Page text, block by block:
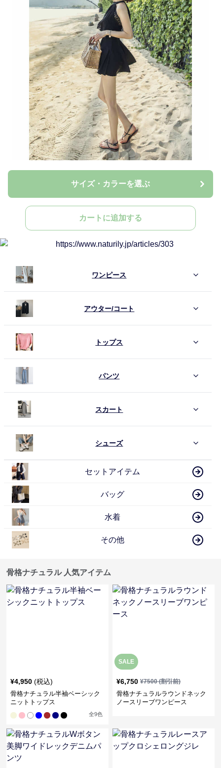
サイズ・カラーを選ぶ
カートに追加する
ワンピース
アウター/コート
トップス
パンツ
スカート
シューズ
セットアイテム
バッグ
水着
その他
骨格ナチュラル 人気アイテム
¥4,950 (税込)
骨格ナチュラル半袖ベーシック
ニットトップス
全9色
SALE
¥6,750 ¥7500(割引前)
骨格ナチュラルラウンドネック
ノースリーブワンピース